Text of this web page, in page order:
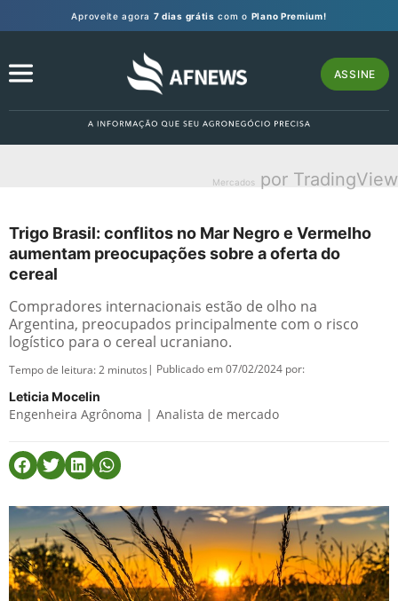
Aproveite agora 7 dias grátis com o Plano Premium!
ASSINE
Mercados por TradingView
Trigo Brasil: conflitos no Mar Negro e Vermelho
aumentam preocupações sobre a oferta do
cereal
Compradores internacionais estão de olho na
Argentina, preocupados principalmente com o risco
logístico para o cereal ucraniano.
Tempo de leitura:2 minutos | Publicado em 07/02/2024 por:
Leticia Mocelin
Engenheira Agrônoma | Analista de mercado